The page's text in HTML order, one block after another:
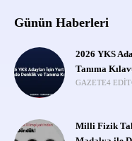
Günün Haberleri
2026 YKS
Tanıma
GAZETE4
Milli Fizik